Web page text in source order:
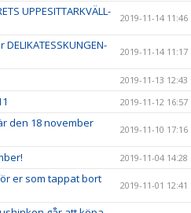
UPPESITTARKVÄLL-
2019-11-14 11:46
2019-11-14 11:17
2019-11-13 12:43
2019-11-12 16:57
den 18 november
2019-11-10 17:16
2019-11-04 14:28
er som tappat bort
2019-11-01 12:41